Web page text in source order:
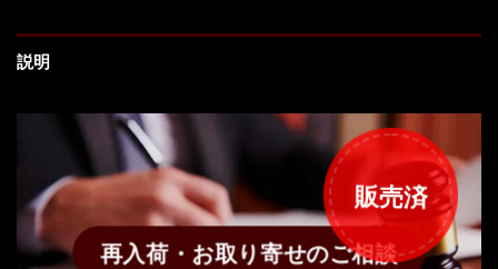
説明
販売済
再入荷・お取り寄せのご相談